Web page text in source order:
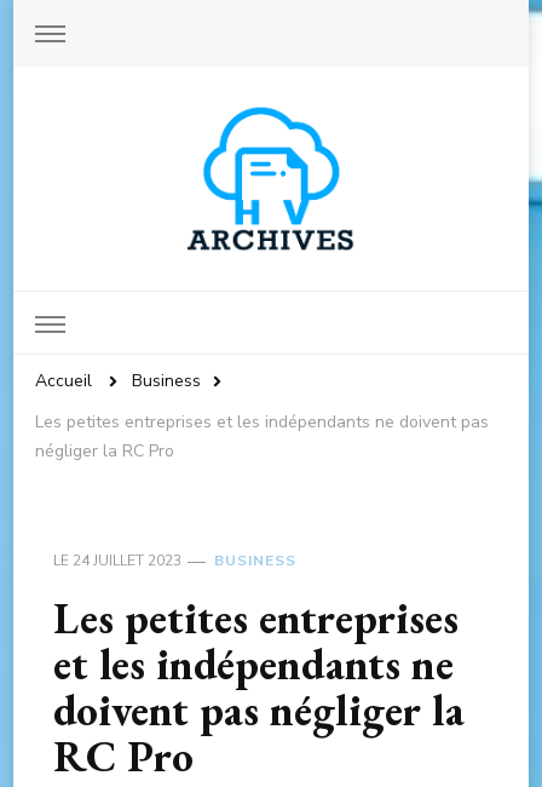
Accueil
Business
Les petites entreprises et les indépendants ne doivent pas
négliger la RC Pro
LE 24 JUILLET 2023 BUSINESS
Les petites entreprises
et les indépendants ne
doivent pas négliger la
RC Pro